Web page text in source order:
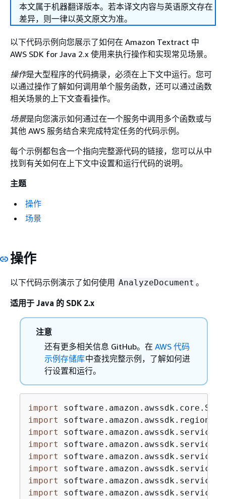
本文属于机器翻译版本。若本译文内容与英语原文存在
差异，则一律以英文原文为准。
以下代码示例向您展示了如何在 Amazon Textract 中
AWS SDK for Java 2.x 使用来执行操作和实现常见场景。
操作是大型程序的代码摘录，必须在上下文中运行。您可
以通过操作了解如何调用单个服务函数，还可以通过函数
相关场景的上下文查看操作。
场景是向您演示如何通过在一个服务中调用多个函数或与
其他 AWS 服务结合来完成特定任务的代码示例。
每个示例都包含一个指向完整源代码的链接，您可以从中
找到有关如何在上下文中设置和运行代码的说明。
主题
操作
场景
操作
以下代码示例演示了如何使用 AnalyzeDocument 。
适用于 Java 的 SDK 2.x
注意
还有更多相关信息 GitHub。在 AWS 代码
示例存储库中查找完整示例，了解如何进
行设置和运行。
import
import
import
import
import
import
import
import